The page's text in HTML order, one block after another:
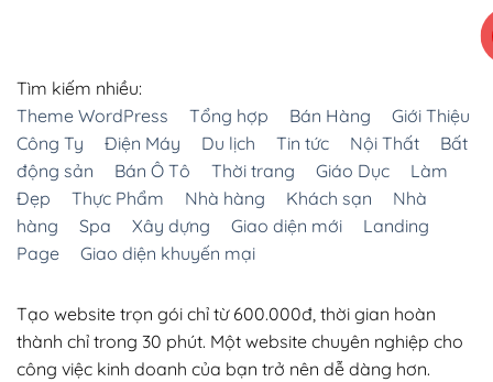
Tìm kiếm nhiều:
Theme WordPress
Tổng hợp Bán Hàng
Giới Thiệu
Công Ty
Điện Máy Du lịch Tin tức Nội Thất
Bất
động sản
Bán Ô Tô Thời trang Giáo Dục
Làm
Đẹp
Thực Phẩm Nhà hàng Khách sạn
Nhà
hàng
Spa Xây dựng Giao diện mới
Landing
Page
Giao diện khuyến mại
Tạo website trọn gói chỉ từ 600.000đ, thời gian hoàn
thành chỉ trong 30 phút. Một website chuyên nghiệp cho
công việc kinh doanh của bạn trở nên dễ dàng hơn.